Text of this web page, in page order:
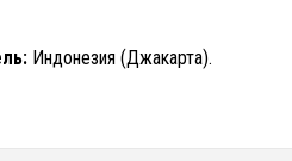
Индонезия (Джакарта).